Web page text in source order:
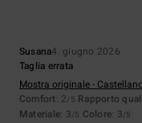
Susana4. giugno 2026
Taglia errata
Mostra originale - Castellano
Comfort: 2/5 Rapporto
Materiale: 3/5 Colore: 3/5